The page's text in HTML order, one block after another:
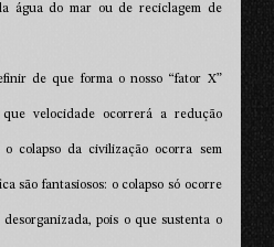
água do mar ou de reciclagem de
de que forma o nosso “fator X”
velocidade ocorrerá a redução
o colapso da civilização ocorra sem
são fantasiosos: o colapso só ocorre
pois o que sustenta o